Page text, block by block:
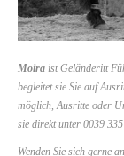
Moira ist Geländeritt
begleitet sie Sie auf
möglich, Ausritte oder
sie direkt unter 0039
Wenden Sie sich gerne